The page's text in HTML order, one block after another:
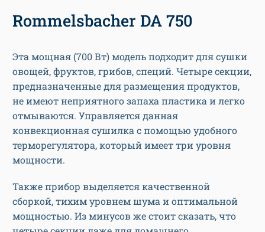
Rommelsbacher DA 750
Эта мощная (700 Вт) модель подходит для сушки
овощей, фруктов, грибов, специй. Четыре секции,
предназначенные для размещения продуктов,
не имеют неприятного запаха пластика и легко
отмываются. Управляется данная
конвекционная сушилка с помощью удобного
терморегулятора, который имеет три уровня
мощности.
Также прибор выделяется качественной
сборкой, тихим уровнем шума и оптимальной
мощностью. Из минусов же стоит сказать, что